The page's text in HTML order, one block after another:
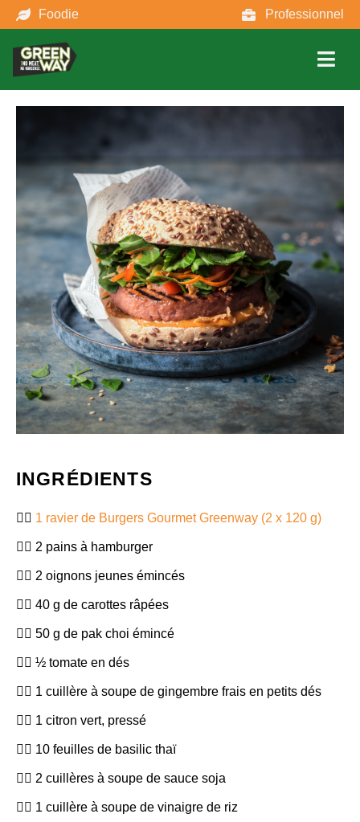
Foodie Professionnel
INGRÉDIENTS
1 ravier de Burgers Gourmet Greenway (2 x 120 g)
2 pains à hamburger
2 oignons jeunes émincés
40 g de carottes râpées
50 g de pak choi émincé
½ tomate en dés
1 cuillère à soupe de gingembre frais en petits dés
1 citron vert, pressé
10 feuilles de basilic thaï
2 cuillères à soupe de sauce soja
1 cuillère à soupe de vinaigre de riz